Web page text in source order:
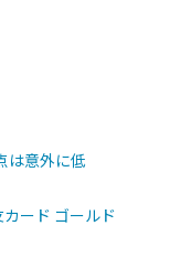
は意外に低
ード ゴールド